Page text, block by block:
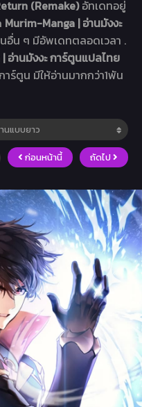
(Remake)อัทเดทอยู่
Murim-Manga | อ่านมังงะ
อื่น ๆ มีอัพเดทตลอดเวลา .
อ่านมังงะ การ์ตูนแปลไทย
ร์ตูน มีให้อ่านมากกว่า1พัน
ก่อนหน้านี้ ถัดไป